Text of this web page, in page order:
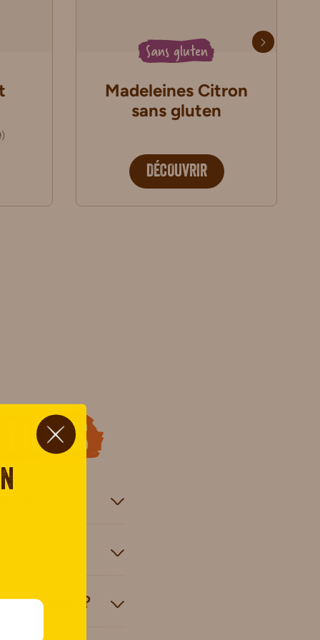
)
Sans gluten
Madeleines Citron
sans gluten
DÉCOUVRIR
gluten ?